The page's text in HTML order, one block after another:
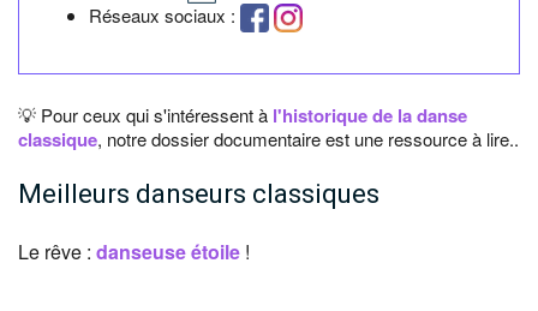
Réseaux sociaux :
💡 Pour ceux qui s'intéressent à l'historique de la danse
classique, notre dossier documentaire est une ressource à lire..
Meilleurs danseurs classiques
Le rêve : danseuse étoile !